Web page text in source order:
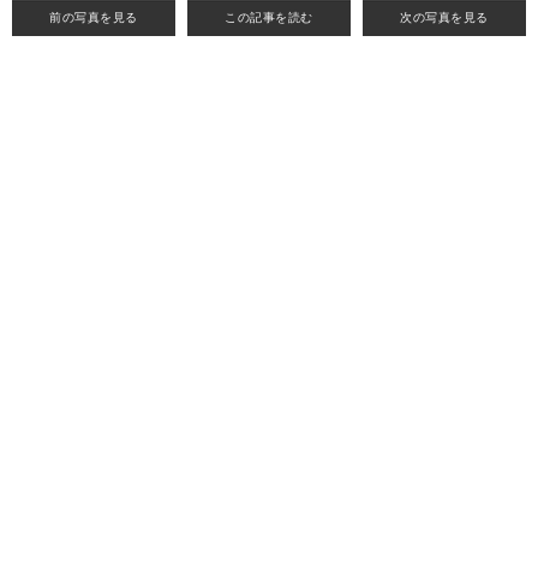
前の写真を見る この記事を読む 次の写真を見る